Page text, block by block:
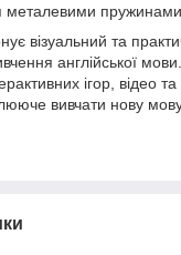
металевими пружинами.
візуальний та
англійської
ігор, відео
вивчати нову